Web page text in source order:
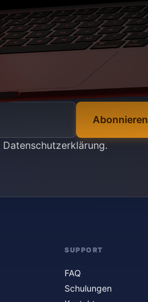
Abonnieren
Datenschutzerklärung.
SUPPORT
FAQ
Schulungen